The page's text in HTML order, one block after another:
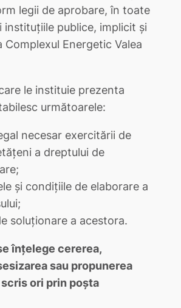
legii de aprobare, în toate
instituţiile publice, implicit şi
Complexul Energetic Valea
le instituie prezenta
următoarele:
necesar exercitării de
a dreptului de
şi condiţiile de elaborare a
soluţionare a acestora.
înţelege cererea,
sau propunerea
ori prin poşta